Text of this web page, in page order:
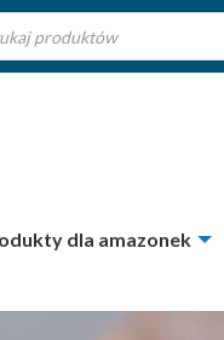
dla amazonek